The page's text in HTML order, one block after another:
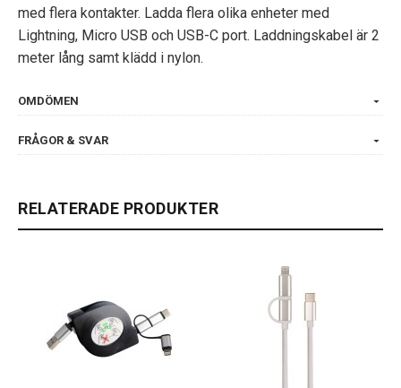
med flera kontakter. Ladda flera olika enheter med
Lightning, Micro USB och USB-C port. Laddningskabel är 2
meter lång samt klädd i nylon.
OMDÖMEN
FRÅGOR & SVAR
RELATERADE PRODUKTER